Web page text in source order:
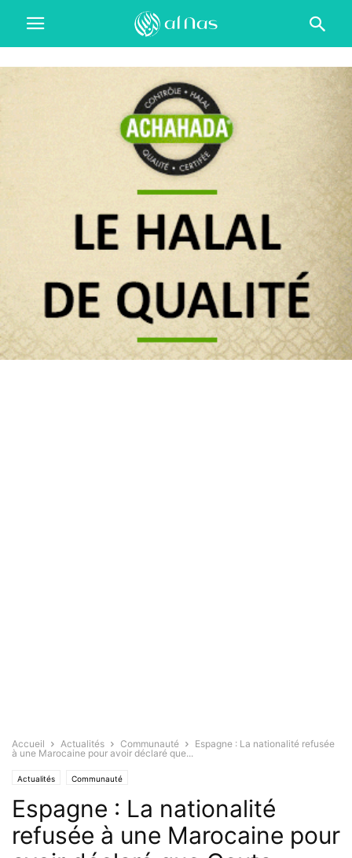
Accueil Actualités Communauté
Espagne : La nationalité refusée
à une Marocaine pour avoir déclaré que...
Actualités Communauté
Espagne : La nationalité
refusée à une Marocaine pour